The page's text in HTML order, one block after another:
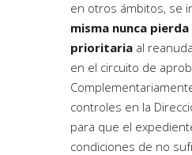
en otros ámbitos, se
misma nunca
prioritaria al
en el circuito de
controles en la
para que el
condiciones de no